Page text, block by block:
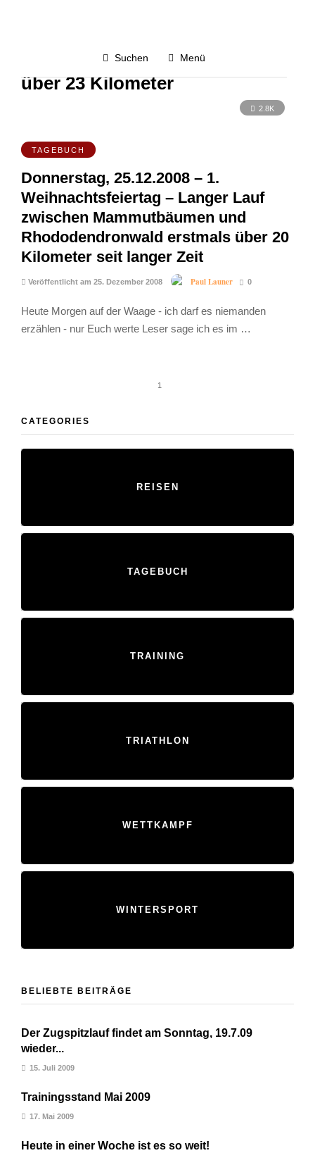
Suchen Menü
Dinkelsbühl und Langer Lauf
über 23 Kilometer
2.8K
TAGEBUCH
Donnerstag, 25.12.2008 – 1.
Weihnachtsfeiertag – Langer Lauf
zwischen Mammutbäumen und
Rhododendronwald erstmals über 20
Kilometer seit langer Zeit
Veröffentlicht am 25. Dezember 2008 Paul Launer 0
Heute Morgen auf der Waage - ich darf es niemanden
erzählen - nur Euch werte Leser sage ich es im …
1
CATEGORIES
REISEN
TAGEBUCH
TRAINING
TRIATHLON
WETTKAMPF
WINTERSPORT
BELIEBTE BEITRÄGE
Der Zugspitzlauf findet am Sonntag, 19.7.09
wieder...
15. Juli 2009
Trainingsstand Mai 2009
17. Mai 2009
Heute in einer Woche ist es so weit!